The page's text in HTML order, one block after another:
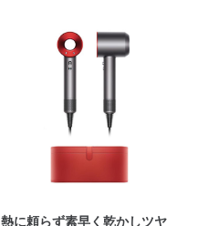
熱に頼らず素早く乾かしツヤ